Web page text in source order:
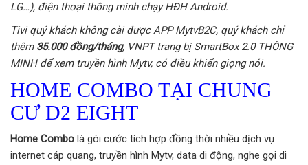
LG…), điện thoại thông minh chạy HĐH Android.
Tivi quý khách không cài được APP MytvB2C, quý khách chỉ
thêm 35.000 đồng/tháng, VNPT trang bị SmartBox 2.0 THÔNG
MINH để xem truyền hình Mytv, có điều khiển giọng nói.
HOME COMBO TẠI CHUNG
CƯ D2 EIGHT
Home Combo là gói cước tích hợp đồng thời nhiều dịch vụ
internet cáp quang, truyền hình Mytv, data di động, nghe gọi di